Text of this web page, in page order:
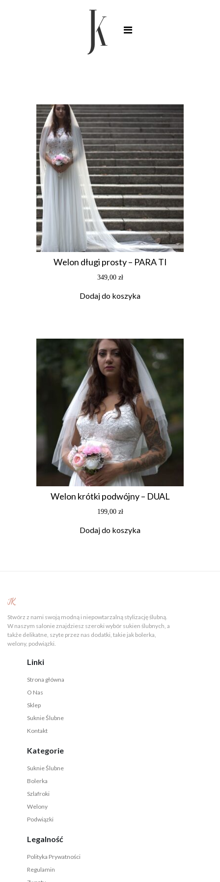
/ Produkty otagowane „welonślubny”
Welon długi prosty – PARA TI
349,00 zł
Dodaj do koszyka
Welon krótki podwójny – DUAL
199,00 zł
Dodaj do koszyka
JK
Stwórz z nami swoją modną i niepowtarzalną stylizację ślubną.
W naszym salonie znajdziesz szeroki wybór sukien ślubnych, a
także delikatne, szyte przez nas dodatki, takie jak bolerka,
welony, podwiązki.
Linki
Strona główna
O Nas
Sklep
Suknie Ślubne
Kontakt
Kategorie
Suknie Ślubne
Bolerka
Szlafroki
Welony
Podwiązki
Legalność
Polityka Prywatności
Regulamin